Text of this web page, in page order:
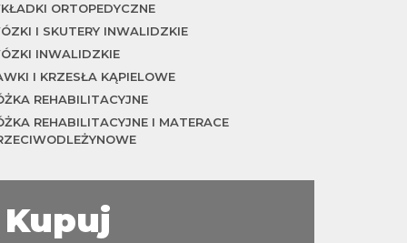
ORTOPEDYCZNE
I SKUTERY INWALIDZKIE
INWALIDZKIE
I KRZESŁA KĄPIELOWE
REHABILITACYJNE
REHABILITACYJNE I MATERACE
Kupuj